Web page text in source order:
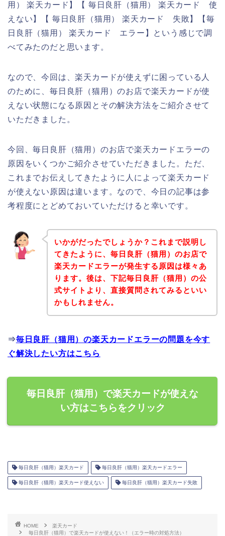
用） 楽天カード】【 毎日良肝（猫用） 楽天カード 使
えない】【 毎日良肝（猫用） 楽天カード 失敗】【毎
日良肝（猫用） 楽天カード エラー】という感じで調
べてみたのだと思います。
なので、今回は、楽天カードが使えずに困っている人
のために、毎日良肝（猫用）のお店で楽天カードが使
えない状態になる原因とその解決方法をご紹介させて
いただきました。
今回、毎日良肝（猫用）のお店で楽天カードエラーの
原因をいくつかご紹介させていただきました。ただ、
これまでお伝えしてきたように人によって楽天カード
が使えない原因は違います。なので、今日の記事は参
考程度にとどめておいていただけると幸いです。
いかがだったでしょうか？これまで説明し
てきたように、毎日良肝（猫用）のお店で
楽天カードエラーが発生する原因は様々あ
ります。後は、下記毎日良肝（猫用）の公
式サイトより、直接質問されてみるといい
かもしれません。
⇒毎日良肝（猫用）の楽天カードエラーの問題を今す
ぐ解決したい方はこちら
毎日良肝（猫用）で楽天カードが使えな
い方はこちらをクリック
毎日良肝（猫用）楽天カード 毎日良肝（猫用）楽天カードエラー
毎日良肝（猫用）楽天カード使えない 毎日良肝（猫用）楽天カード失敗
HOME
楽天カード
毎日良肝（猫用）で楽天カードが使えない！（エラー時の対処方法）